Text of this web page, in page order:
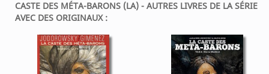
CASTE DES MÉTA-BARONS (LA) - AUTRES LIVRES DE LA SÉRIE
AVEC DES ORIGINAUX :